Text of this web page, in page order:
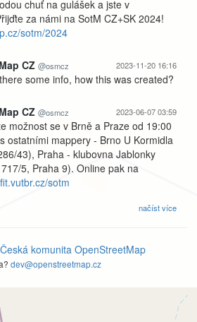
chuť na gulášek a jste v
za námi na SotM CZ+SK 2024!
sotm/2024
2023-11-20 16:16
CZ @osmcz
some info, how this was created?
2023-06-07 03:59
CZ @osmcz
možnost se v Brně a Praze od 19:00
ostatními mappery - Brno U Kormidla
43), Praha - klubovna Jablonky
5, Praha 9). Online pak na
sotm
načíst více
Česká komunita OpenStreetMap
dev@openstreetmap.cz